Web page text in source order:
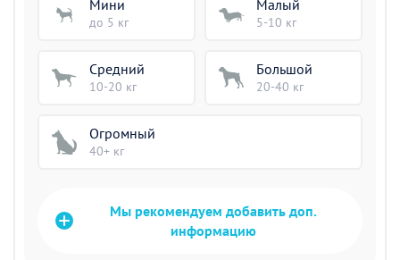
Мини
до 5 кг
Малый
5-10 кг
Средний
10-20 кг
Большой
20-40 кг
Огромный
40+ кг
Мы рекомендуем добавить доп.
информацию